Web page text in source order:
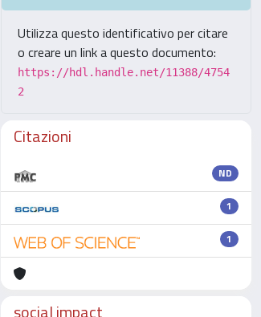
Utilizza questo identificativo per citare
o creare un link a questo documento:
https://hdl.handle.net/11388/4754
2
Citazioni
ND
1
1
social impact